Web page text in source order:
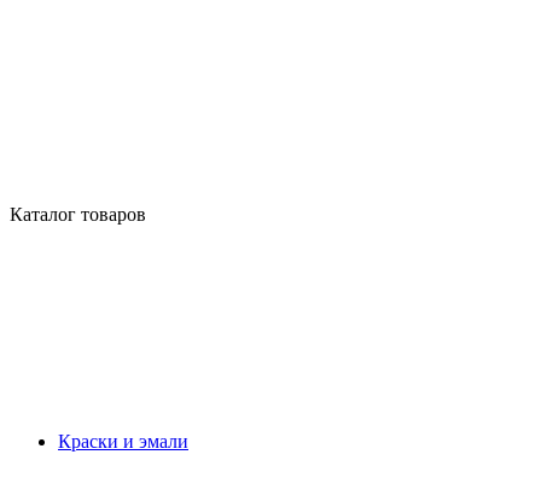
Каталог товаров
Краски и эмали